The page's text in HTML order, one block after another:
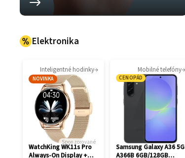
Elektronika
Inteligentné hodinky
NOVINKA
Sponzorované
WatchKing WK11s Pro
Always-On Display +
Mobilné telefóny
CENOPÁD
Samsung Galaxy A36 5G
A366B 6GB/128GB